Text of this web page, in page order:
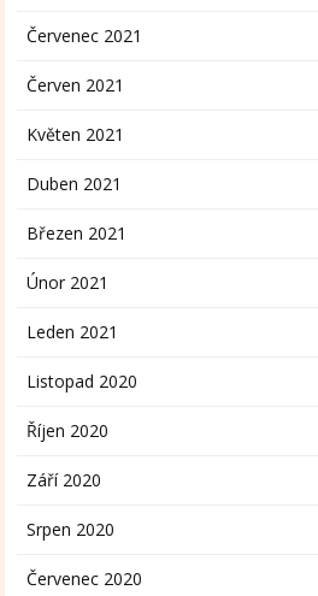
Červenec 2021
Červen 2021
Květen 2021
Duben 2021
Březen 2021
Únor 2021
Leden 2021
Listopad 2020
Říjen 2020
Září 2020
Srpen 2020
Červenec 2020